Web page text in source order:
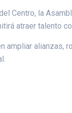
Centro, la
atraer talento
ampliar